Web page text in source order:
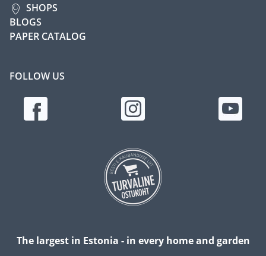
SHOPS
BLOGS
PAPER CATALOG
FOLLOW US
The largest in Estonia - in every home and garden